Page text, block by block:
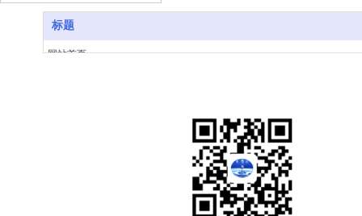
安徽省合肥市瑶海区胜利路66
标题
网站首页